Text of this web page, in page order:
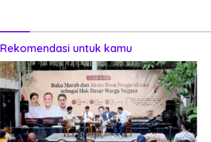
Rekomendasi untuk kamu